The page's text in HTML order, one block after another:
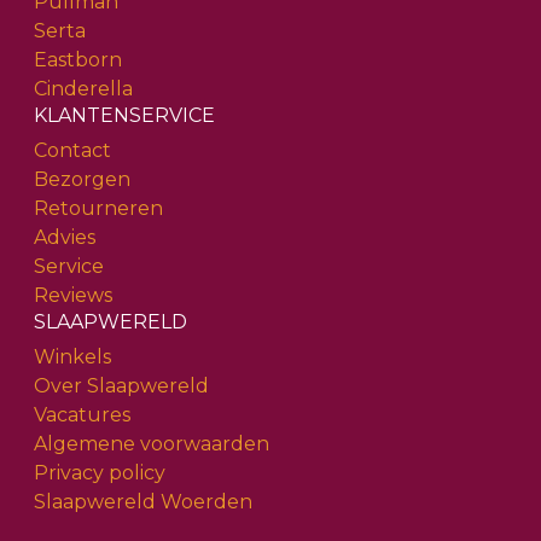
Serta
Eastborn
Cinderella
KLANTENSERVICE
Contact
Bezorgen
Retourneren
Advies
Service
Reviews
SLAAPWERELD
Winkels
Over Slaapwereld
Vacatures
Algemene voorwaarden
Privacy policy
Slaapwereld Woerden